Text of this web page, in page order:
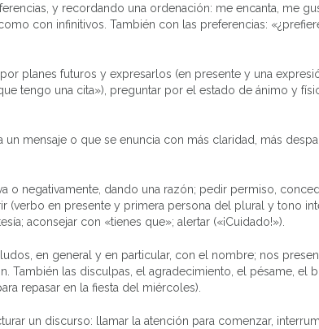
y recordando una ordenación: me encanta, me
con infinitivos. También con las preferencias:
planes futuros y expresarlos (en presente y una
tengo una cita»), preguntar por el estado de ánimo y
mensaje o que se enuncia con más claridad, más
o negativamente, dando una razón; pedir permiso,
en presente y primera persona del plural y tono
aconsejar con «tienes que»; alertar («¡Cuidado!»).
en general y en particular, con el nombre; nos
También las disculpas, el agradecimiento, el pésame, el
repasar en la fiesta del miércoles).
un discurso: llamar la atención para comenzar,